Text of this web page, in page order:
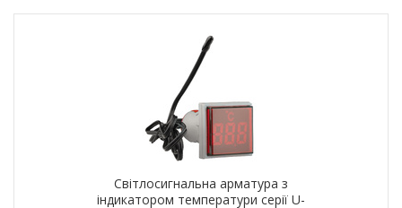
Світлосигнальна арматура з
індикатором температури серії U-